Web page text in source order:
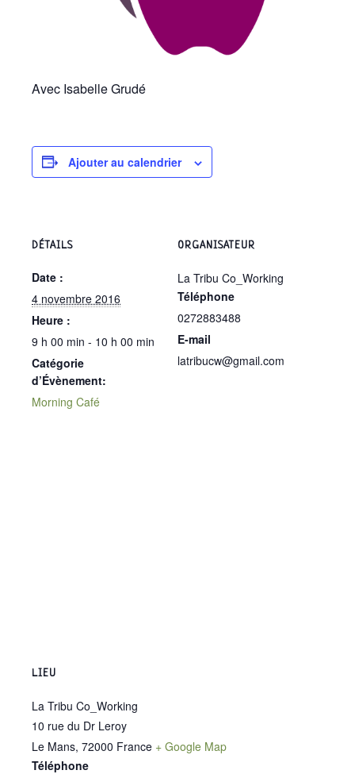
Avec Isabelle Grudé
Ajouter au calendrier
DÉTAILS
Date :
4 novembre 2016
Heure :
9 h 00 min - 10 h 00 min
Catégorie
d’Évènement:
Morning Café
ORGANISATEUR
La Tribu Co_Working
Téléphone
0272883488
E-mail
latribucw@gmail.com
LIEU
La Tribu Co_Working
10 rue du Dr Leroy
Le Mans, 72000 France + Google Map
Téléphone